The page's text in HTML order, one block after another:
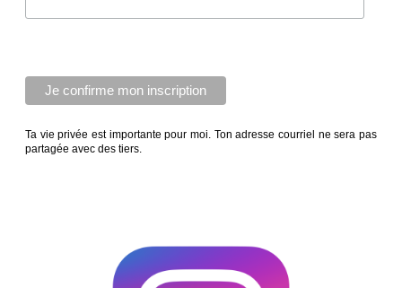
Ta vie privée est importante pour moi. Ton adresse courriel ne sera pas
partagée avec des tiers.